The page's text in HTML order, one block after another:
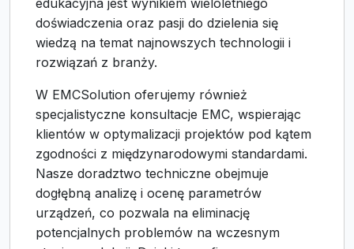
edukacyjna jest wynikiem wieloletniego
doświadczenia oraz pasji do dzielenia się
wiedzą na temat najnowszych technologii i
rozwiązań z branży.
W EMCSolution oferujemy również
specjalistyczne konsultacje EMC, wspierając
klientów w optymalizacji projektów pod kątem
zgodności z międzynarodowymi standardami.
Nasze doradztwo techniczne obejmuje
dogłębną analizę i ocenę parametrów
urządzeń, co pozwala na eliminację
potencjalnych problemów na wczesnym